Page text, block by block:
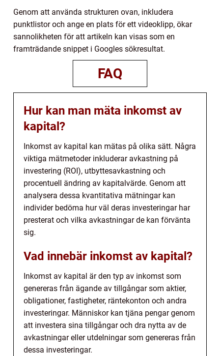
Genom att använda strukturen ovan, inkludera
punktlistor och ange en plats för ett videoklipp, ökar
sannolikheten för att artikeln kan visas som en
framträdande snippet i Googles sökresultat.
FAQ
Hur kan man mäta inkomst av
kapital?
Inkomst av kapital kan mätas på olika sätt. Några
viktiga mätmetoder inkluderar avkastning på
investering (ROI), utbyttesavkastning och
procentuell ändring av kapitalvärde. Genom att
analysera dessa kvantitativa mätningar kan
individer bedöma hur väl deras investeringar har
presterat och vilka avkastningar de kan förvänta
sig.
Vad innebär inkomst av kapital?
Inkomst av kapital är den typ av inkomst som
genereras från ägande av tillgångar som aktier,
obligationer, fastigheter, räntekonton och andra
investeringar. Människor kan tjäna pengar genom
att investera sina tillgångar och dra nytta av de
avkastningar eller utdelningar som genereras från
dessa investeringar.